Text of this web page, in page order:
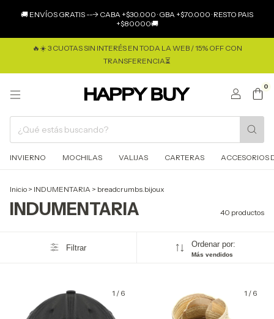
🚚 ENVÍOS GRATIS ---> CABA +$30.000 · GBA +$70.000 · RESTO PAIS
+$80000🚚
🔥☀️ 3 CUOTAS SIN INTERÉS EN TODA LA WEB / 15% OFF CON
TRANSFERENCIA⏳
0
INVIERNO MOCHILAS VALIJAS CARTERAS ACCESORIOS
Inicio > INDUMENTARIA > breadcrumbs.bijoux
INDUMENTARIA 40 productos
Filtrar Ordenar por:
Más vendidos
1 / 6 1 / 6